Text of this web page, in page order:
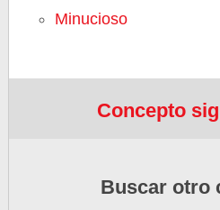
Minucioso
Concepto
Buscar otro